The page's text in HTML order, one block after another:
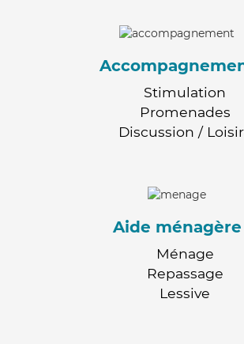
Stimulation
Promenades
Discussion /
Aide ménagère
Ménage
Repassage
Lessive